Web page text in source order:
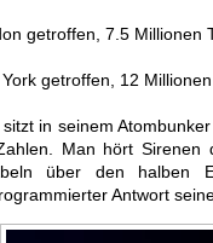
getroffen, 7.5 Millionen
getroffen, 12 Millionen
sitzt in seinem
Man hört Sirenen
über den halben
Antwort